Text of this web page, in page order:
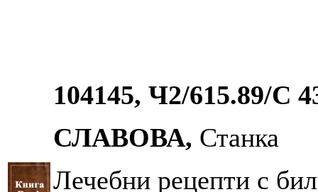
104145, Ч2/615.89/С
СЛАВОВА, Станка
Лечебни рецепти с